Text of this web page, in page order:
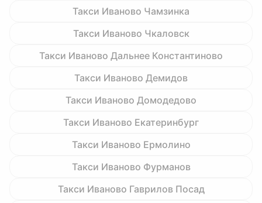
Такси Иваново Чамзинка
Такси Иваново Чкаловск
Такси Иваново Дальнее Константиново
Такси Иваново Демидов
Такси Иваново Домодедово
Такси Иваново Екатеринбург
Такси Иваново Ермолино
Такси Иваново Фурманов
Такси Иваново Гаврилов Посад